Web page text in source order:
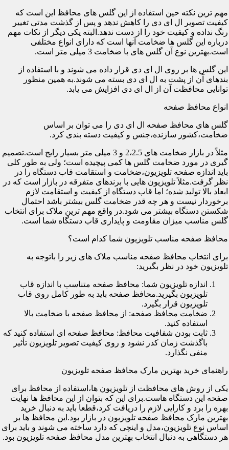
مهم ترین نکته حین استفاده از این گلس های محافظ این است که
کیفیت تصویر ال ای دی را کاهش ندهد و پس از گذشت مدتی تغییر
رنگ نداده و کیفیت خود را از دست ندهد.البته یکی دیگر از نکات مهم
درباره این گلس ها ضخامت آنها است که دارای انواع مختلفی
است.بهترین نوع آن گلس های با ضخامت 3 میلی متر است.
این گلس ها بر روی ال ای دی قرار داده می شوند و با استفاده از
بندهای آن از پشت به ال ای دی بسته می شوند.به همین منظور
توانایی محافظت آن از ال ای دی افزایش می یابد.
انواع محافظ صفحه
گلس های محافظ صفحه ال ای دی را می توان بر اساس
ضخامت،کشور سازنده،جنس و کیفیت دسته بندی کرد.
مثلاً در بازار ضخامت های 2،2.5 و 3 میلی متر بسیار رایج است.تصمیم
گیری در مورد ضخامت گلس ها کمی پیچیده است؛ ولی به طور کلی
باید اندازه صفحه تلویزیون،ضخامت و استقامت قاب دستگاه را در
نظر گرفت.مثلاً تلویزیون هایی با برندهای متفرقه در بازار است که در
ابعاد بالا تولید شده؛ اما قاب دستگاه از کیفیت و استقامت لازم
برخوردار نیست و هر چه قدر ضخامت گلس بیشتر باشد احتمال
شکستن دستگاه بیشتر می شود.در واقع مهم ترین ملاک برای انتخاب
گلس مناسب میزان مقاومت و پایداری قاب دستگاه شما است.
محافظ صفحه مناسب تلویزیون شما کدام است؟
برای انتخاب محافظ صفحه مناسب ملاک های زیر را باتوجه به
تلویزیون خود در نظر بگیرید:
اندازه تلویزیون شما: محافظ صفحه متناسب با اندازه قاب
تلویزیون بگیرید.محافظ صفحه باید به طور کامل روی قاب
تلویزیون قرار بگیرد.
ضخامت محافظ صفحه: از محافظ صفحه با ضخامت بالا
استفاده کنید.
ثابت بودن شفافیت محافظ: محافظ صفحه ای استفاده کنید که
باگذشت زمان کدر نشود و روی کیفیت تصویر تلویزیون تأثیر
منفی نگذارد.
راهنمای خرید بهترین مارک محافظ صفحه تلویزیون
یکی از روش های محافظت از تلویزیون ها،استفاده از محافظ برای
صفحه این دستگاه هاست.برای این که بتوان از این محافظ ها نهایت
بهره را برد و کارایی لازم را دریافت کرد،قطعا باید به دنبال خرید
بهترین مارک محافظ صفحه تلویزیون در بازار بود.این محافظ ها بر
اساس نوع تلویزیون،مدل و اینچی که دارد ساخته می شوند و باید برای
هر دستگاهی به دنبال انتخاب بهترین مدل محافظ صفحه تلویزیون بود.